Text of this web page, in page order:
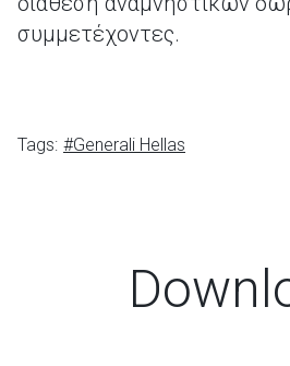
συμμετέχοντες.
Tags: #Generali Hellas